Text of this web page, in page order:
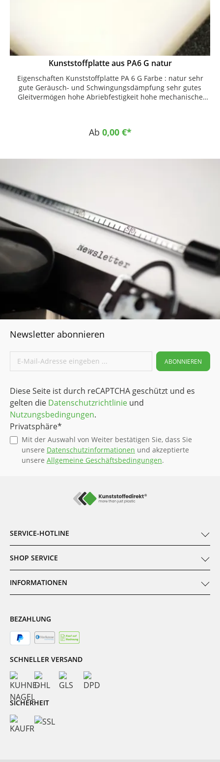
Kunststoffplatte aus PA6 G natur
Eigenschaften Kunststoffplatte PA 6 G Farbe : natur sehr
gute Geräusch- und Schwingungsdämpfung sehr gutes
Gleitvermögen hohe Abriebfestigkeit hohe mechanische
Fördersterne, Transportschnecken
Ab 0,00 €*
Newsletter abonnieren
ABONNIEREN
Diese Seite ist durch reCAPTCHA geschützt und es
gelten die Datenschutzrichtlinie und
Nutzungsbedingungen.
Privatsphäre*
Mit der Auswahl von Weiter bestätigen Sie, dass Sie
unsere Datenschutzinformationen und akzeptierte
unsere Allgemeine Geschäftsbedingungen.
SERVICE-HOTLINE
SHOP SERVICE
INFORMATIONEN
BEZAHLUNG
SCHNELLER VERSAND
SICHERHEIT